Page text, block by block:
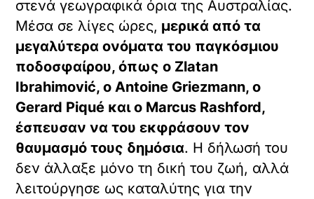
στενά γεωγραφικά όρια της Αυστραλίας.
Μέσα σε λίγες ώρες, μερικά από τα
μεγαλύτερα ονόματα του παγκόσμιου
ποδοσφαίρου, όπως ο Zlatan
Ibrahimović, ο Antoine Griezmann, ο
Gerard Piqué και ο Marcus Rashford,
έσπευσαν να του εκφράσουν τον
θαυμασμό τους δημόσια. Η δήλωσή του
δεν άλλαξε μόνο τη δική του ζωή, αλλά
λειτούργησε ως καταλύτης για την